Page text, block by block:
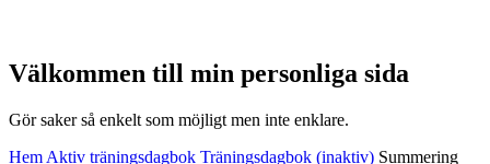
Välkommen till min personliga sida
Gör saker så enkelt som möjligt men inte enklare.
min
Hem Aktiv träningsdagbok Träningsdagbok (inaktiv) Summering